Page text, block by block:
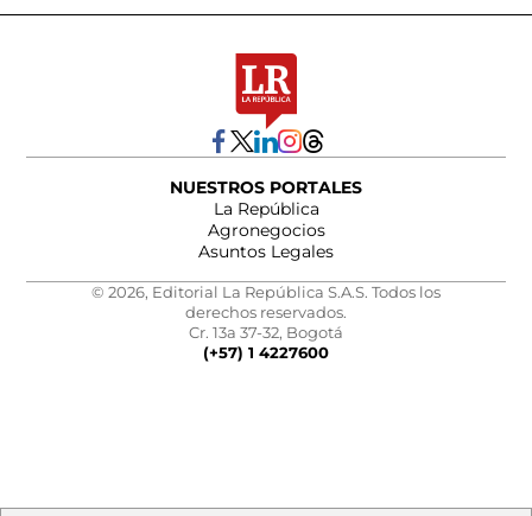
NUESTROS PORTALES
La República
Agronegocios
Asuntos Legales
© 2026, Editorial La República S.A.S. Todos los
derechos reservados.
Cr. 13a 37-32, Bogotá
(+57) 1 4227600